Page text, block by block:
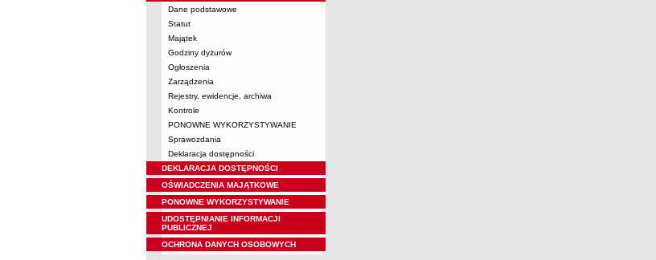
Dane podstawowe
Statut
Majątek
Godziny dyżurów
Ogłoszenia
Zarządzenia
Rejestry, ewidencje, archiwa
Kontrole
PONOWNE WYKORZYSTYWANIE
Sprawozdania
Deklaracja dostępności
DEKLARACJA DOSTĘPNOŚCI
OŚWIADCZENIA MAJĄTKOWE
PONOWNE WYKORZYSTYWANIE
UDOSTĘPNIANIE INFORMACJI
PUBLICZNEJ
OCHRONA DANYCH OSOBOWYCH